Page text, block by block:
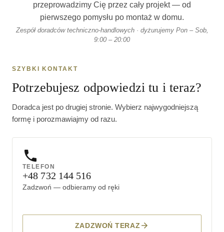
przeprowadzimy Cię przez cały projekt — od
pierwszego pomysłu po montaż w domu.
Zespół doradców techniczno-handlowych · dyżurujemy Pon – Sob,
9:00 – 20:00
SZYBKI KONTAKT
Potrzebujesz odpowiedzi tu i teraz?
Doradca jest po drugiej stronie. Wybierz najwygodniejszą
formę i porozmawiajmy od razu.
TELEFON
+48 732 144 516
Zadzwoń — odbieramy od ręki
ZADZWOŃ TERAZ